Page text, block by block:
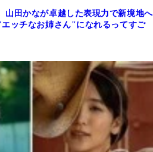
山田かなが卓越した表現力で新境地へ
エッチなお姉さん"になれるってすご